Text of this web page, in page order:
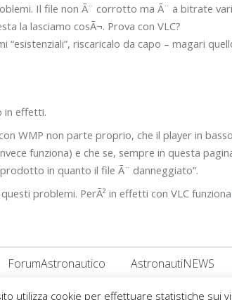
Il file non Ã¨ corrotto ma Ã¨ a bitrate
la lasciamo cosÃ¬. Prova con VLC?
riscaricalo da capo – magari
in effetti.
WMP non parte proprio, che il player in
funziona) e che se, sempre in questa
in quanto il file Ã¨ danneggiato”.
problemi. PerÃ² in effetti con VLC funziona
ForumAstronautico AstronautiNEWS
utilizza cookie per effettuare statistiche sui